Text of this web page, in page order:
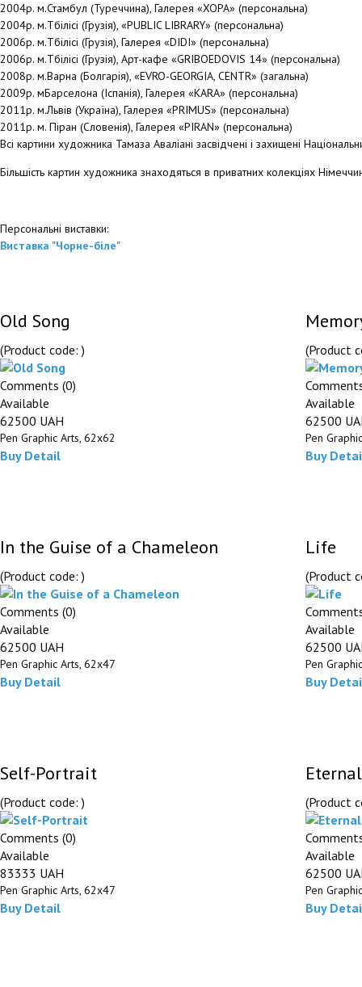
2004р. м.Стамбул (Туреччина), Галерея «XOPA» (персональна)
2004р. м.Тбілісі (Грузія), «PUBLIC LIBRARY» (персональна)
2006р. м.Тбілісі (Грузія), Галерея «DIDI» (персональна)
2006р. м.Тбілісі (Грузія), Арт-кафе «GRIBOEDOVIS 14» (персональна)
2008р. м.Варна (Болгарія), «EVRO-GEORGIA, CENTR» (загальна)
2009р. мБарселона (Іспанія), Галерея «KARA» (персональна)
2011р. м.Львів (Україна), Галерея «PRIMUS» (персональна)
2011р. м. Піран (Словенія), Галерея «PIRAN» (персональна)
Всі картини художника Тамаза Аваліані засвідчені і захищені
Більшість картин художника знаходяться в приватних колекціях
Персональні виставки:
Виставка "Чорне-біле"
Old Song
(Product code:)
Comments (0)
Available
62500 UAH
Pen Graphic Arts, 62х62
Buy Detail
(Product
Available
62500
Pen
Buy
In the Guise of a Chameleon
(Product code:)
Comments (0)
Available
62500 UAH
Pen Graphic Arts, 62х47
Buy Detail
Life
(Product
Available
62500
Pen
Buy
Self-Portrait
(Product code:)
Comments (0)
Available
83333 UAH
Pen Graphic Arts, 62х47
Buy Detail
(Product
Available
62500
Pen
Buy